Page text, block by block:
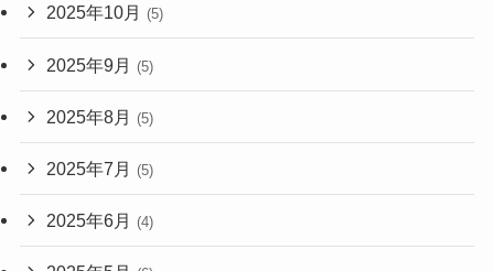
2025年10月 (5)
2025年9月 (5)
2025年8月 (5)
2025年7月 (5)
2025年6月 (4)